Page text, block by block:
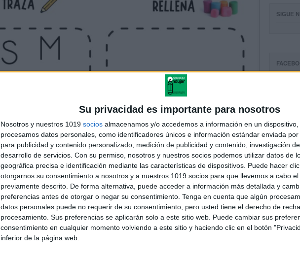
Su privacidad es importante para nosotros
Nosotros y nuestros 1019 socios almacenamos y/o accedemos a información en un
procesamos datos personales, como identificadores únicos e información estándar enviada
para publicidad y contenido personalizado, medición de publicidad y contenido, investigación
desarrollo de servicios. Con su permiso, nosotros y nuestros socios podemos utilizar datos de
geográfica precisa e identificación mediante las características de dispositivos. Puede hacer
otorgarnos su consentimiento a nosotros y a nuestros 1019 socios para que llevemos a cabo
previamente descrito. De forma alternativa, puede acceder a información más detallada y
preferencias antes de otorgar o negar su consentimiento. Tenga en cuenta que algún
datos personales puede no requerir de su consentimiento, pero usted tiene el derecho de
procesamiento. Sus preferencias se aplicarán solo a este sitio web. Puede cambiar sus
consentimiento en cualquier momento volviendo a este sitio y haciendo clic en el botón
inferior de la página web.
SIGUE